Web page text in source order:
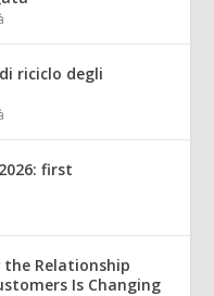
riciclo degli
first
the Relationship
Is Changing